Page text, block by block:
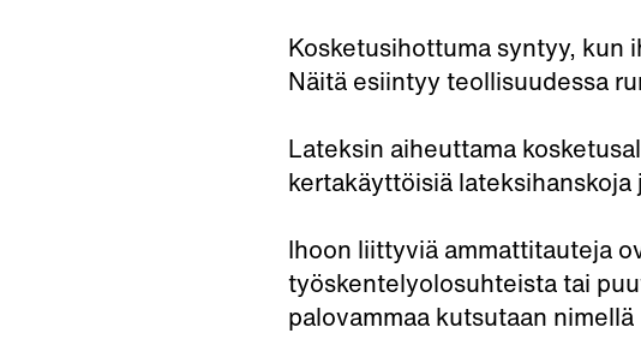
Kosketusihottuma syntyy, kun
Näitä esiintyy teollisuudessa
Lateksin aiheuttama
kertakäyttöisiä
Ihoon liittyviä ammattitauteja
työskentelyolosuhteista tai
palovammaa kutsutaan nimellä